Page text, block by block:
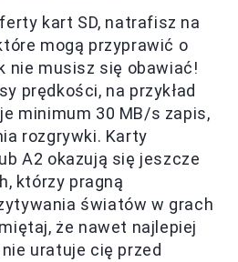
kart SD, natrafisz na
mogą przyprawić o
nie musisz się obawiać!
prędkości, na przykład
minimum 30 MB/s zapis,
rozgrywki. Karty
A2 okazują się jeszcze
którzy pragną
światów w grach
że nawet najlepiej
uratuje cię przed